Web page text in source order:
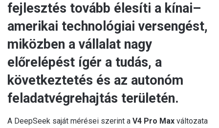
fejlesztés tovább élesíti a kínai–
amerikai technológiai versengést,
miközben a vállalat nagy
előrelépést ígér a tudás, a
következtetés és az autonóm
feladatvégrehajtás területén.
A DeepSeek saját mérései szerint a V4 Pro Max változata